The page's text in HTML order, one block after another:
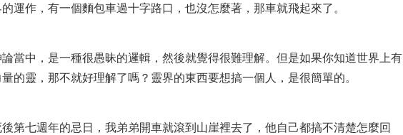
運作，有一個麵包車過十字路口，也沒怎麼著，那車就飛起來了。
當中，是一種很愚昧的邏輯，然後就覺得很難理解。但是如果你知道世界上有
的靈，那不就好理解了嗎？靈界的東西要想搞一個人，是很簡單的。
第七週年的忌日，我弟弟開車就滾到山崖裡去了，他自己都搞不清楚怎麼回